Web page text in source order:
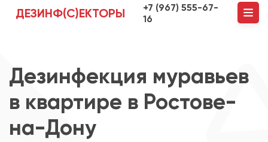
ДЕЗИНФ(С)ЕКТОРЫ
+7 (967) 555-67-
16
Дезинфекция муравьев
в квартире в Ростове-
на-Дону